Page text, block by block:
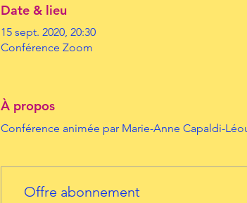
Date & lieu
15 sept. 2020, 20:30
Conférence Zoom
À propos
Conférence animée par Marie-Anne Capaldi-
Offre abonnement